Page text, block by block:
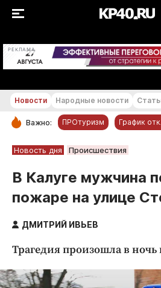
РЕКЛАМА
РУБРИКИ
Новости компаний
Статьи
Народные новости
Благоустройство
Криминал
Новости Народные новости
Важно: ПРОтуризм График
Новость дня Происшествия
В Калуге мужчина
пожаре на улице
ДМИТРИЙ ИВЬЕВ
Трагедия произошла в ночь